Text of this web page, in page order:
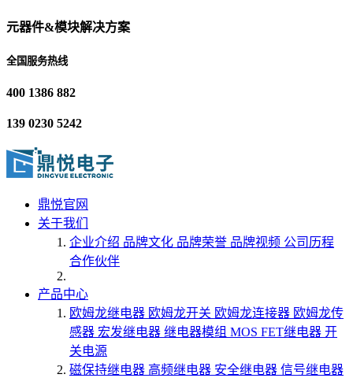
元器件&模块解决方案
全国服务热线
400 1386 882
139 0230 5242
鼎悦官网
关于我们
企业介绍 品牌文化 品牌荣誉 品牌视频 公司历程
合作伙伴
产品中心
欧姆龙继电器 欧姆龙开关 欧姆龙连接器 欧姆龙传
感器 宏发继电器 继电器模组 MOS FET继电器 开
关电源
磁保持继电器 高频继电器 安全继电器 信号继电器